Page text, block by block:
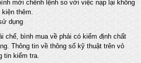
mới chênh lệnh so với việc nạp lại không
kiện thêm.
dụng
chế, bình mua về phải có kiểm định chất
Thông tin về thông số kỹ thuật trên vỏ
tin kiểm tra.